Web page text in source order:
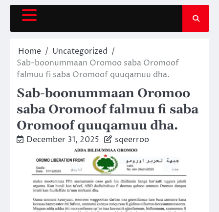
Skip
content
Home
Uncategorized
Sab-boonummaan Oromoo saba Oromoof
falmuu fi saba Oromoof quuqamuu dha.
Sab-boonummaan Oromoo
saba Oromoof falmuu fi saba
Oromoof quuqamuu dha.
December 31, 2025 sqeerroo